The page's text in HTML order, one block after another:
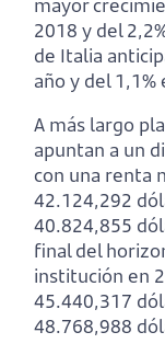
2018 y del
de Italia
año y del
A más largo
apuntan a un
con una renta
42.124,292
40.824,855
final del
institución en
45.440,317
48.768,988